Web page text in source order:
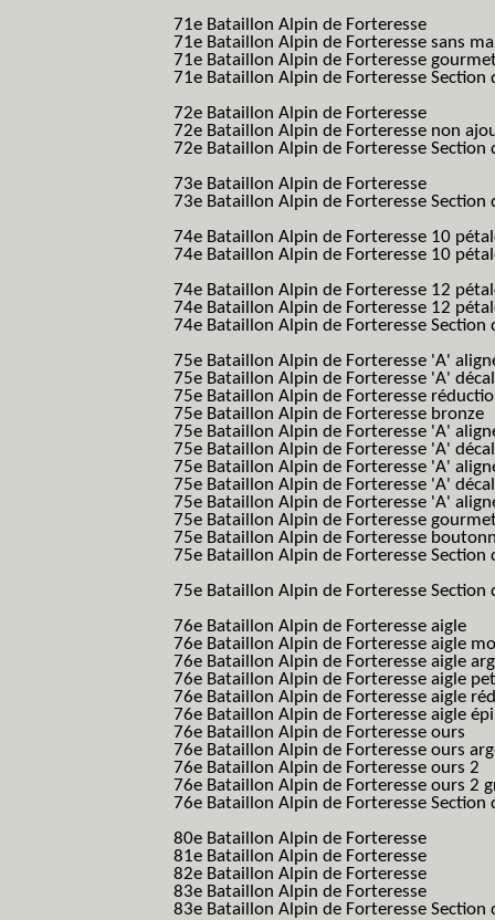
71e Bataillon Alpin de Forteresse
71e Bataillon Alpin de Forteresse sans
71e Bataillon Alpin de Forteresse
71e Bataillon Alpin de Forteresse
72e Bataillon Alpin de Forteresse
72e Bataillon Alpin de Forteresse non
72e Bataillon Alpin de Forteresse
73e Bataillon Alpin de Forteresse
73e Bataillon Alpin de Forteresse
74e Bataillon Alpin de Forteresse 10
74e Bataillon Alpin de Forteresse 10
74e Bataillon Alpin de Forteresse 12
74e Bataillon Alpin de Forteresse 12
74e Bataillon Alpin de Forteresse
75e Bataillon Alpin de Forteresse 'A'
75e Bataillon Alpin de Forteresse 'A'
75e Bataillon Alpin de Forteresse
75e Bataillon Alpin de Forteresse bronze
75e Bataillon Alpin de Forteresse 'A'
75e Bataillon Alpin de Forteresse 'A'
75e Bataillon Alpin de Forteresse 'A'
75e Bataillon Alpin de Forteresse 'A'
75e Bataillon Alpin de Forteresse 'A'
75e Bataillon Alpin de Forteresse
75e Bataillon Alpin de Forteresse
75e Bataillon Alpin de Forteresse
75e Bataillon Alpin de Forteresse
76e Bataillon Alpin de Forteresse aigle
76e Bataillon Alpin de Forteresse aigle
76e Bataillon Alpin de Forteresse aigle
76e Bataillon Alpin de Forteresse aigle
76e Bataillon Alpin de Forteresse aigle
76e Bataillon Alpin de Forteresse aigle
76e Bataillon Alpin de Forteresse ours
76e Bataillon Alpin de Forteresse ours
76e Bataillon Alpin de Forteresse ours 2
76e Bataillon Alpin de Forteresse ours 2
76e Bataillon Alpin de Forteresse
80e Bataillon Alpin de Forteresse
81e Bataillon Alpin de Forteresse
82e Bataillon Alpin de Forteresse
83e Bataillon Alpin de Forteresse
83e Bataillon Alpin de Forteresse